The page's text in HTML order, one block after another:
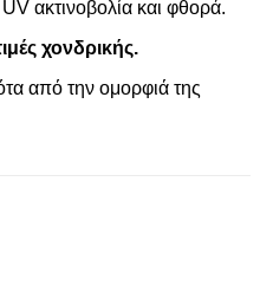
ακτινοβολία και φθορά.
χονδρικής.
από την ομορφιά της